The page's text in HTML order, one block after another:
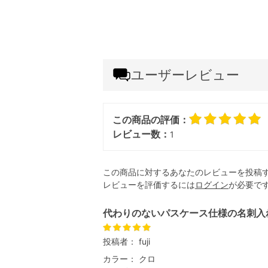
ユーザーレビュー
この商品の評価：
レビュー数： 1
この商品に対するあなたのレビューを投稿
レビューを評価するにはログインが必要です
代わりのないパスケース仕様の名刺入
投稿者： fuji
カラー：
クロ